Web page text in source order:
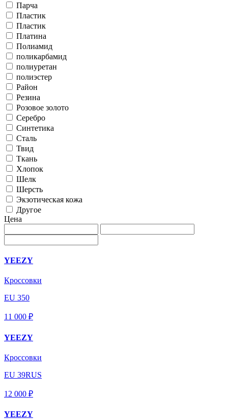
Парча
Пластик
Пластик
Платина
Полиамид
поликарбамид
полиуретан
полиэстер
Район
Резина
Розовое золото
Серебро
Синтетика
Сталь
Твид
Ткань
Хлопок
Шелк
Шерсть
Экзотическая кожа
Другое
Цена
YEEZY
Кроссовки
EU 350
11 000 ₽
YEEZY
Кроссовки
EU 39RUS
12 000 ₽
YEEZY